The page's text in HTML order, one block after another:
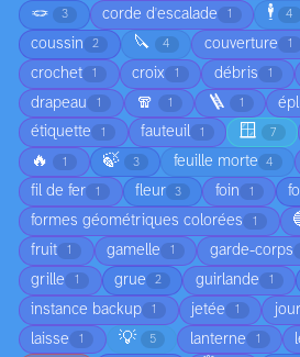
🪢 3 corde d'escalade 1 🕴️ 4
coussin 2 🔪 4 couverture 1
crochet 1 croix 1 débris 1
drapeau 1 🧣 1 🪜 1
étiquette 1 fauteuil 1 🪟 7
🔥 1 🍃 3 feuille morte 4
fil de fer 1 fleur 3 foin 1
formes géométriques colorées 1
fruit 1 gamelle 1 garde-corps
grille 1 grue 2 guirlande 1
instance backup 1 jetée 1
laisse 1 💡 5 lanterne 1